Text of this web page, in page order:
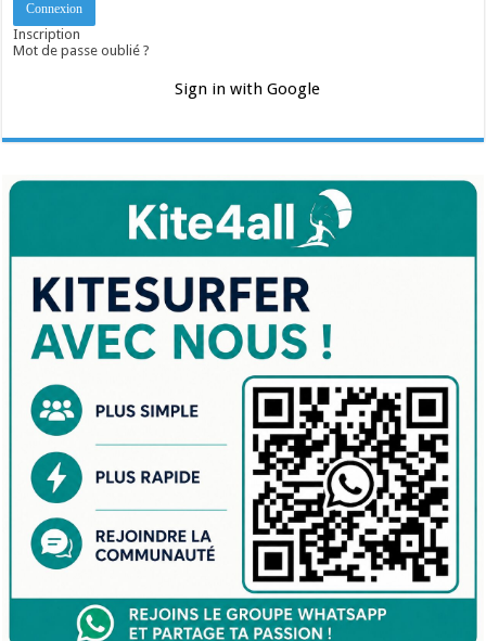
Inscription
Mot de passe oublié ?
Sign in with Google